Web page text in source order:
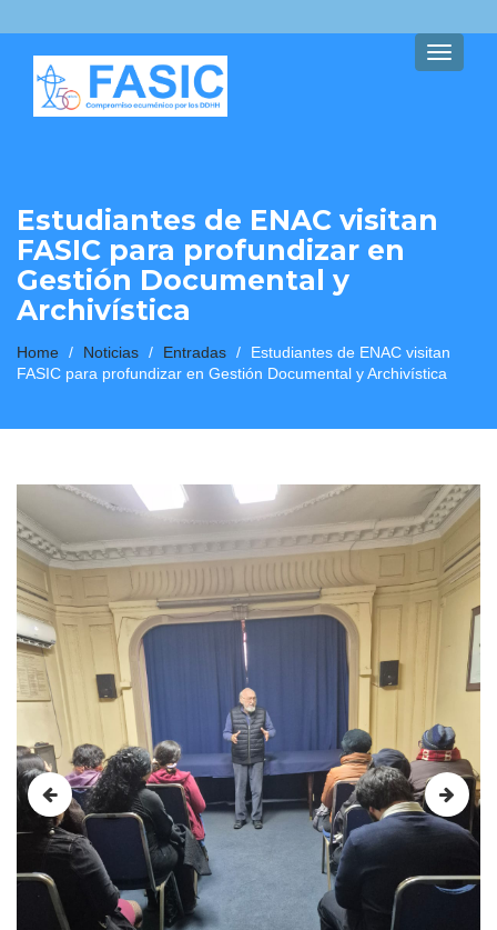
Toggle
Estudiantes de ENAC visitan
FASIC para profundizar en
Gestión Documental y
Archivística
Home / Noticias / Entradas /
Estudiantes de ENAC visitan
FASIC para profundizar en Gestión Documental y Archivística
Previous Next